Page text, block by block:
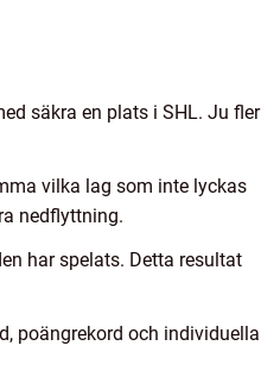
säkra en plats i SHL. Ju fler
vilka lag som inte lyckas
nedflyttning.
har spelats. Detta resultat
poängrekord och individuella